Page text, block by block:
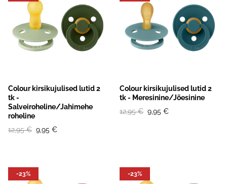
Colour kirsikujulised lutid 2
tk -
Salveiroheline/Jahimehe
roheline
12,95 € 9,95 €
Colour kirsikujulised lutid 2
tk - Meresinine/Jõesinine
12,95 € 9,95 €
-23% -23%